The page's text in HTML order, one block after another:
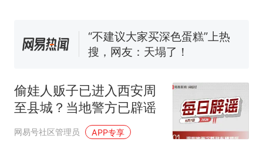
已叫停招聘，成立调查组全面
核查
“不建议大家买深色蛋糕”上热
搜，网友：天塌了！
因老师一句“跟我回家”改写了
人生
偷娃人贩子已进入西安周
至县城？当地警方已辟谣
网易号社区管理员 APP专享